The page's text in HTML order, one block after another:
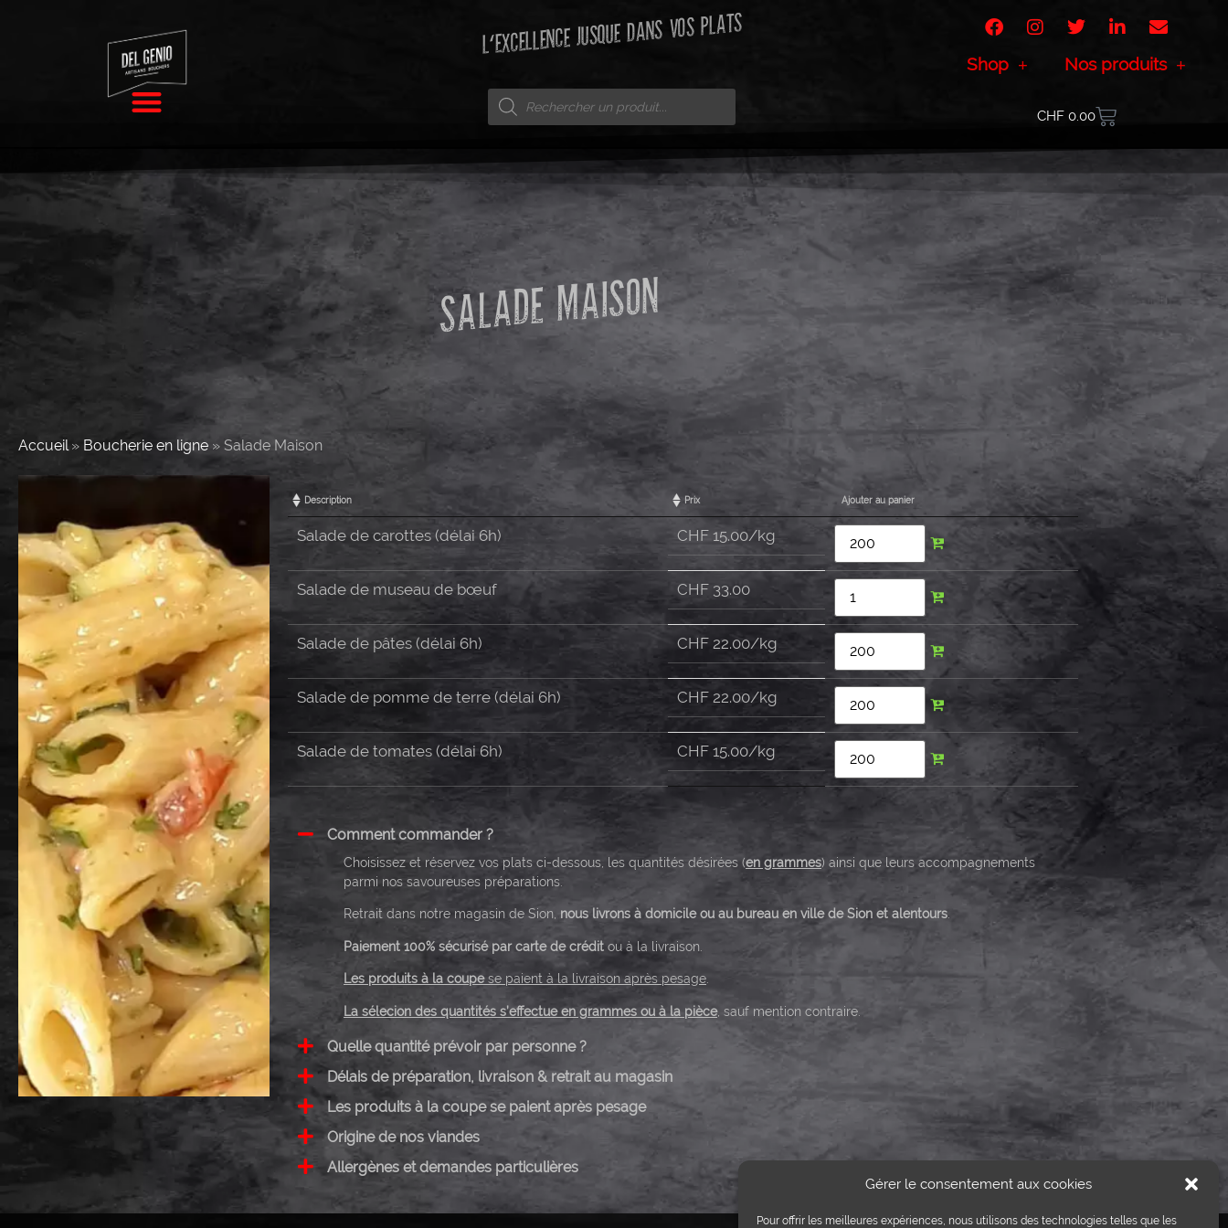
Gérer le consentement aux cookies
Pour offrir les meilleures expériences, nous utilisons des technologies telles que les
L'EXCELLENCE JUSQUE DANS VOS PLATS
Shop Nos produits
CHF0.00
SALADE MAISON
Accueil» Boucherie en ligne » Salade Maison
Description Prix Ajouter au panier
Salade de carottes (délai 6h) CHF 15.00/kg
Salade de museau de bœuf CHF 33.00
Salade de pâtes (délai 6h) CHF 22.00/kg
Salade de pomme de terre (délai 6h) CHF 22.00/kg
Salade de tomates (délai 6h) CHF 15.00/kg
Comment commander ?
Choisissez et réservez vos plats ci-dessous, les quantités désirées (en grammes) ainsi que leurs accompagnements
parmi nos savoureuses préparations.
Retrait dans notre magasin de Sion, nous livrons à domicile ou au bureau en ville de Sion et alentours.
Paiement 100% sécurisé par carte de crédit ou à la livraison.
Les produits à la coupese paient à la livraison après pesage
La sélecion des quantités s’effectue en grammes ou à la pièce, sauf mention contraire.
Quelle quantité prévoir par personne ?
Délais de préparation, livraison & retrait au magasin
Les produits à la coupe se paient après pesage
Origine de nos viandes
Allergènes et demandes particulières